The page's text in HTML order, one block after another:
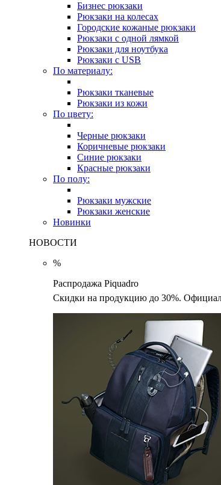
Бизнес рюкзаки
Рюкзаки на колесах
Городские кожаные рюкзаки
Рюкзаки с одной лямкой
Рюкзаки для ноутбука
Рюкзаки с USB
По материалу:
Рюкзаки тканевые
Рюкзаки из кожи
По цвету:
Черные рюкзаки
Коричневые рюкзаки
Синие рюкзаки
Красные рюкзаки
По полу:
Рюкзаки мужские
Рюкзаки женские
Новинки
НОВОСТИ
%
Распродажа Piquadro
Скидки на продукцию до 30%.